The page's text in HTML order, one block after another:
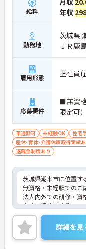
給料
月収
年収
勤務地
茨城県
ＪＲ鹿
雇用形態 正社員(
応募要件
■無資
限定可）
車通勤可 未経験OK 住宅
産休･育休･介護休暇取得実績あ
退職金制度あり
茨城県潮来市に位置す
無資格・未経験でのご
法人内外での研修・資
やすい環境です◎
ご興味のある方は、お
い。
詳細を見